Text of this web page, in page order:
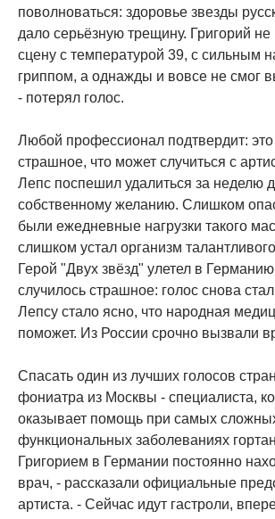
поволноваться: здоровье звезды
дало серьёзную трещину. Григорий
сцену с температурой 39, с сильным
гриппом, а однажды и вовсе не смог
- потерял голос.
Любой профессионал подтвердит:
страшное, что может случиться с
Лепс поспешил удалиться за неделю
собственному желанию. Слишком
были ежедневные нагрузки такого
слишком устал организм
Герой "Двух звёзд" улетел в
случилось страшное: голос снова
Лепсу стало ясно, что народная
поможет. Из России срочно вызвали
Спасать один из лучших голосов
фониатра из Москвы - специалиста,
оказывает помощь при самых
функциональных заболеваниях
Григорием в Германии постоянно
врач, - рассказали официальные
артиста. - Сейчас идут гастроли,